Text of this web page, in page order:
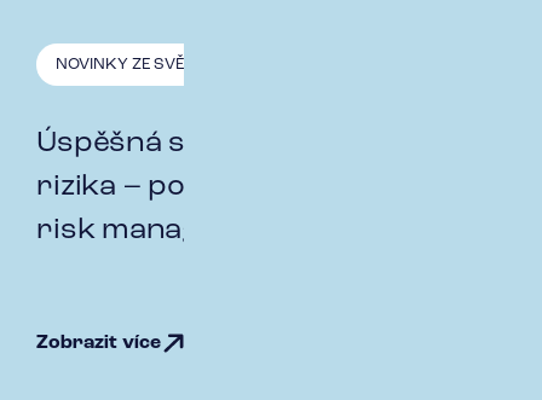
NOVINKY ZE SVĚTA POJIŠTĚNÍ
Úspěšná společnost zná svá
rizika – poslechněte si podcast o
risk managementu
Zobrazit více